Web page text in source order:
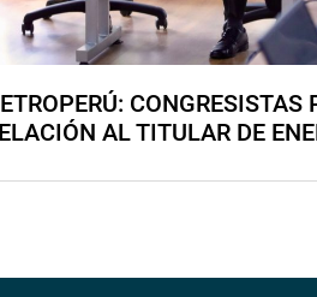
CONGRESISTAS
AL TITULAR DE